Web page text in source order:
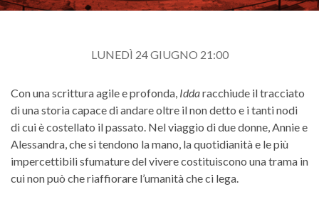
LUNEDÌ 24 GIUGNO 21:00
Con una scrittura agile e profonda, Iddaracchiude il tracciato
di una storia capace di andare oltre il non detto e i tanti nodi
di cui è costellato il passato. Nel viaggio di due donne, Annie e
Alessandra, che si tendono la mano, la quotidianità e le più
impercettibili sfumature del vivere costituiscono una trama in
cui non può che riaffiorare l’umanità che ci lega.